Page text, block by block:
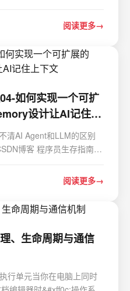
单创建 → 人工分类 → 指
阅读更多
如何实现一个可扩
设计让AI记住上
清AI Agent和LLM的区别
博客 程序员生存指南
转变&#xff1a;不是写代码
&#xff0c;而是设计系统-CSDN博客 目录 开篇&…
阅读更多
、生命周期与通信
行单元当你在电脑上同时